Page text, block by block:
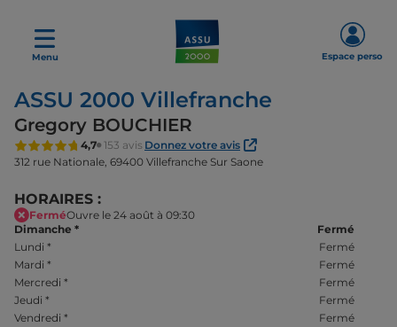
Menu Espace perso
ASSU 2000 Villefranche
Gregory BOUCHIER
4,7 153 avis Donnez votre avis
312 rue Nationale, 69400 Villefranche Sur Saone
HORAIRES :
FerméOuvre le 24 août à 09:30
Dimanche *
Fermé
Lundi *
Fermé
Mardi *
Fermé
Mercredi *
Fermé
Jeudi *
Fermé
Vendredi *
Fermé